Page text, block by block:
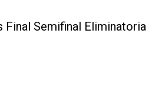
Final Semifinal Eliminatoria